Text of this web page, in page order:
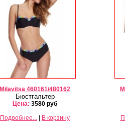
Milavitsa 460161/480162
Бюстгальтер
Цена: 3580 руб
Подробнее...
В корзину